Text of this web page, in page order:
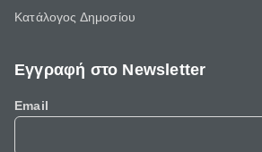
Κατάλογος Δημοσίου
Εγγραφή στο Newsletter
Email